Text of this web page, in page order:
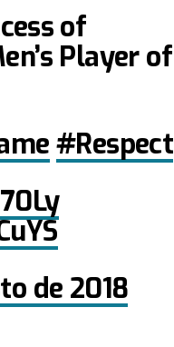
of
Player of
#Respect
de 2018